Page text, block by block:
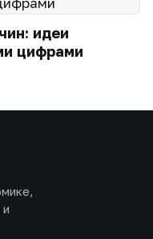
идеи
цифрами
и